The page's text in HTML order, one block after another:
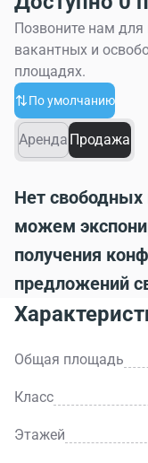
Позвоните нам
вакантных и
площадях.
По умолчанию
Аренда Продажа
Нет
можем
получения
предложений
Общая площадь
Класс
Этажей